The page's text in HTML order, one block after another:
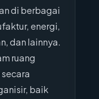
di berbagai
energi,
dan lainnya.
ruang
baik